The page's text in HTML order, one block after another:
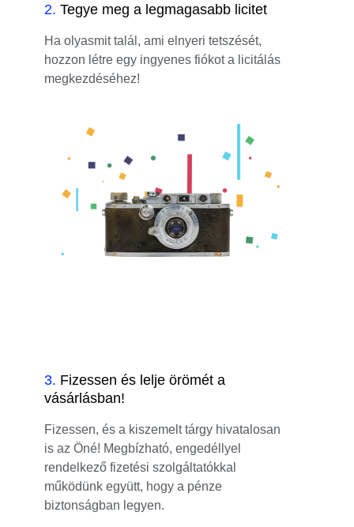
2. Tegye meg a legmagasabb licitet
Ha olyasmit talál, ami elnyeri tetszését,
hozzon létre egy ingyenes fiókot a licitálás
megkezdéséhez!
3. Fizessen és lelje örömét a
vásárlásban!
Fizessen, és a kiszemelt tárgy hivatalosan
is az Öné! Megbízható, engedéllyel
rendelkező fizetési szolgáltatókkal
működünk együtt, hogy a pénze
biztonságban legyen.